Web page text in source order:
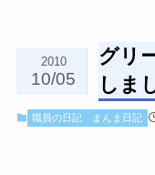
グリ
しま
2010
10/05
職員の日記 まんま日記